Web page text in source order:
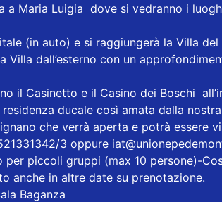
a Maria Luigia dove si vedranno i
(in auto) e si raggiungerà la Villa
Villa dall’esterno con un
il Casinetto e il Casino dei Boschi
ducale così amata dalla
che verrà aperta e potrà essere
3 oppure
per piccoli gruppi (max 10 persone)-
anche in altre date su prenotazione.
Baganza